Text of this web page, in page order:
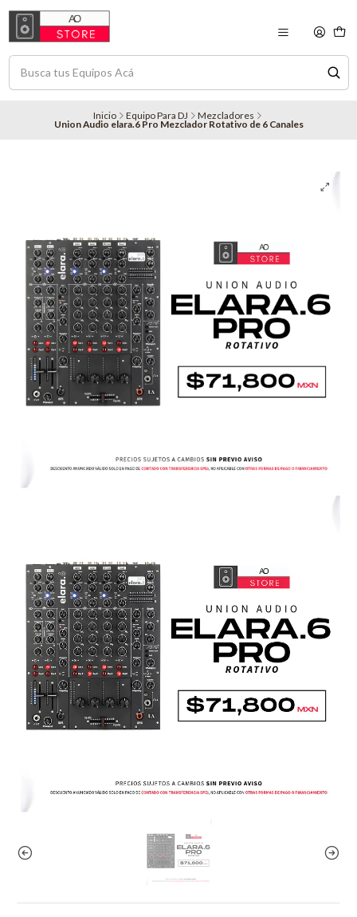
Inicio Equipo Para DJ Mezcladores
Union Audio elara.6 Pro Mezclador Rotativo de 6 Canales